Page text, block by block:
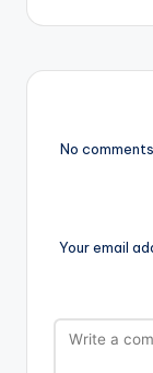
No
Your email